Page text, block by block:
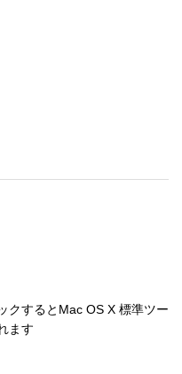
クするとMac OS X 標準ツー
ます